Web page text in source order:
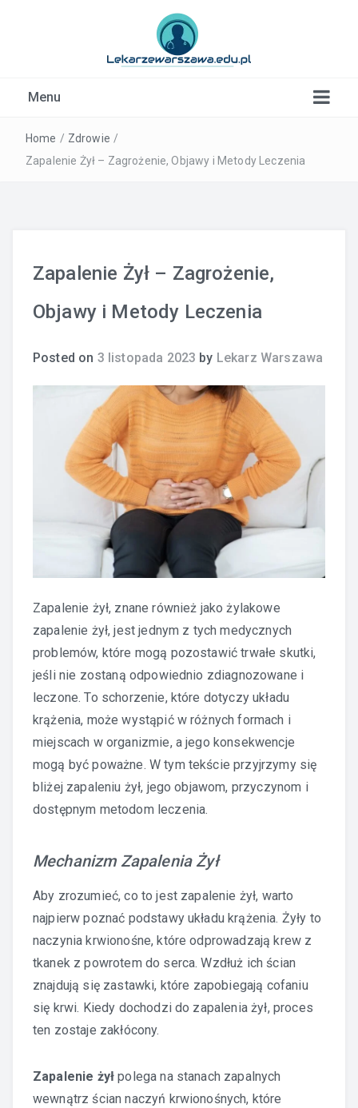
Menu
Home / Zdrowie /
Zapalenie Żył – Zagrożenie, Objawy i Metody Leczenia
Zapalenie Żył – Zagrożenie,
Objawy i Metody Leczenia
Posted on 3 listopada 2023 by Lekarz Warszawa
Zapalenie żył, znane również jako żylakowe
zapalenie żył, jest jednym z tych medycznych
problemów, które mogą pozostawić trwałe skutki,
jeśli nie zostaną odpowiednio zdiagnozowane i
leczone. To schorzenie, które dotyczy układu
krążenia, może wystąpić w różnych formach i
miejscach w organizmie, a jego konsekwencje
mogą być poważne. W tym tekście przyjrzymy się
bliżej zapaleniu żył, jego objawom, przyczynom i
dostępnym metodom leczenia.
Mechanizm Zapalenia Żył
Aby zrozumieć, co to jest zapalenie żył, warto
najpierw poznać podstawy układu krążenia. Żyły to
naczynia krwionośne, które odprowadzają krew z
tkanek z powrotem do serca. Wzdłuż ich ścian
znajdują się zastawki, które zapobiegają cofaniu
się krwi. Kiedy dochodzi do zapalenia żył, proces
ten zostaje zakłócony.
Zapalenie żył polega na stanach zapalnych
wewnątrz ścian naczyń krwionośnych, które